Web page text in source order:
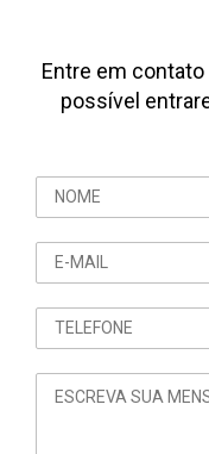
Entre em
possível